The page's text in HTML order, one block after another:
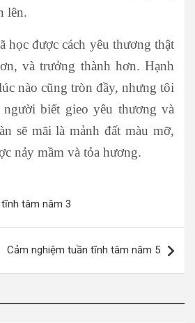
lên.
học được cách yêu thương thật
và trưởng thành hơn. Hạnh
nào cũng tròn đầy, nhưng tôi
biết gieo yêu thương và
sẽ mãi là mảnh đất màu mỡ,
nảy mầm và tỏa hương.
tâm năm 3
Cảm nghiệm tuần tĩnh tâm năm 5